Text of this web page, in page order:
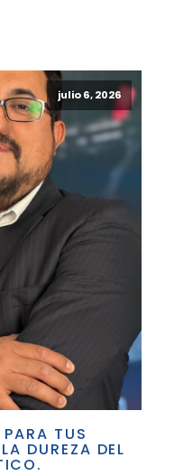
julio 6, 2026
TUS
DUREZA DEL